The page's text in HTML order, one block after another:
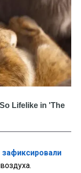
зафиксировали
воздуха.